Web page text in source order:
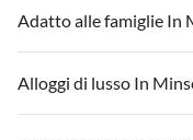
Adatto alle famiglie In
Alloggi di lusso In